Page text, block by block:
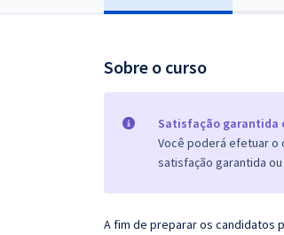
Sobre o curso
Satisfação garantida
Você poderá efetuar o
satisfação garantida
A fim de preparar os candidatos